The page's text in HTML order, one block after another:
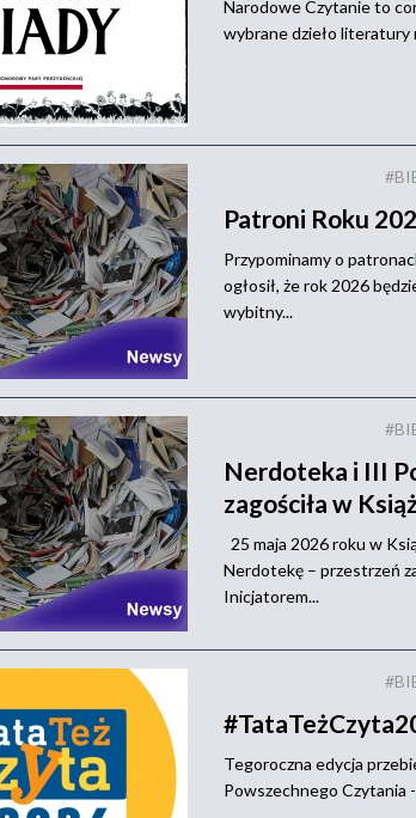
Narodowe Czytanie to
wybrane dzieło literatury
Patroni Roku
Przypominamy o
ogłosił, że rok 2026
wybitny...
Nerdoteka i III
zagościła w
25 maja 2026 roku w
Nerdotekę – przestrzeń
Inicjatorem...
Tegoroczna edycja
Powszechnego Czytania